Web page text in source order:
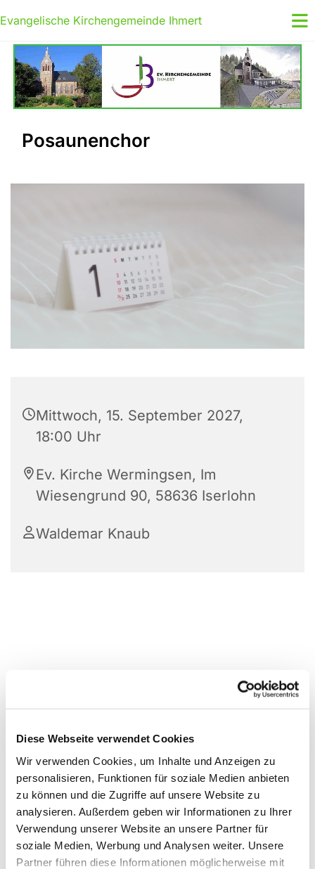
Diese Webseite verwendet Cookies
Wir verwenden Cookies, um Inhalte und Anzeigen zu
personalisieren, Funktionen für soziale Medien anbieten
zu können und die Zugriffe auf unsere Website zu
analysieren. Außerdem geben wir Informationen zu Ihrer
Verwendung unserer Website an unsere Partner für
soziale Medien, Werbung und Analysen weiter. Unsere
Partner führen diese Informationen möglicherweise mit
Evangelische Kirchengemeinde Ihmert
Posaunenchor
Mittwoch, 15. September 2027,
18:00 Uhr
Ev. Kirche Wermingsen, Im
Wiesengrund 90, 58636 Iserlohn
Waldemar Knaub